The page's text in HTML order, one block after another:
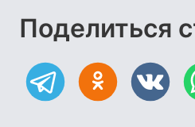
Поделиться